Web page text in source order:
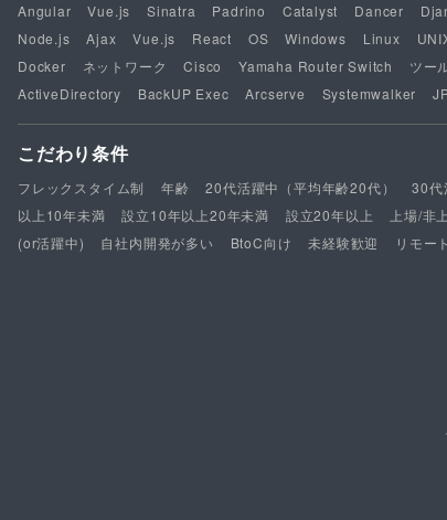
Angular
Vue.js Sinatra Padrino Catalyst Dancer
Node.js
Ajax Vue.js React OS Windows Linux
Docker
ネットワーク Cisco Yamaha Router Switch ツー
ActiveDirectory
BackUP Exec Arcserve Systemwalker
こだわり条件
フレックスタイム制 年齢 20代活躍中（平均年齢20代） 30代
以上10年未満
設立10年以上20年未満 設立20年以上 上場/非
(or活躍中)
自社内開発が多い BtoC向け 未経験歓迎 リモー